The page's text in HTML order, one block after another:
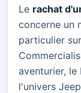
Le rachat
concerne un
particulier
aventurier,
l'univers